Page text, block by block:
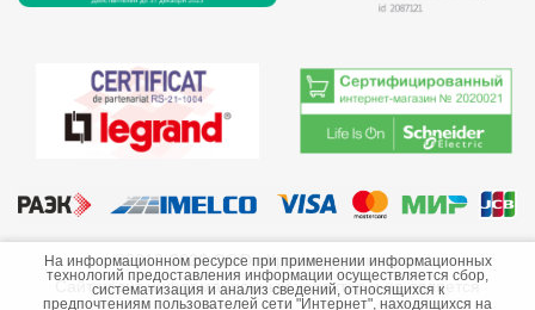
©2013-2026 ООО «Краснодарэлектро»
Сайт носит информационный характер и не является
На информационном ресурсе при применении информационных
технологий предоставления информации осуществляется сбор,
систематизация и анализ сведений, относящихся к
предпочтениям пользователей сети "Интернет", находящихся на